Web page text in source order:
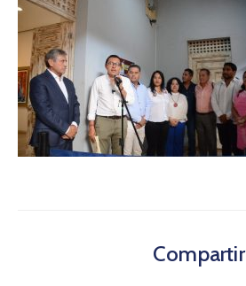
Compartir